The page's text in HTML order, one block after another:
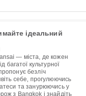
ідеальний
— міста, де кожен
багатої культурної
безліч
себе, прогулюючись
та занурюючись у
з Bangkok і знайдіть